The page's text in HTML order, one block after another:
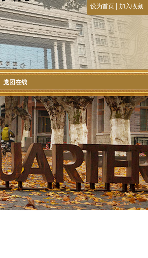
设为首页 | 加入收藏
党团在线